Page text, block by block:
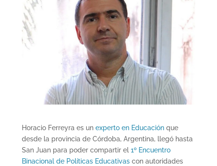
Horacio Ferreyra es un experto en Educaciónque
desde la provincia de Córdoba, Argentina, llegó hasta
San Juan para poder compartir el 1º Encuentro
Binacional de Políticas Educativascon autoridades